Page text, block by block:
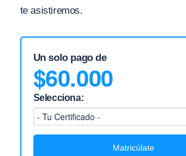
te asistiremos.
Un solo pago de
$60.000
Selecciona:
Matricúlate